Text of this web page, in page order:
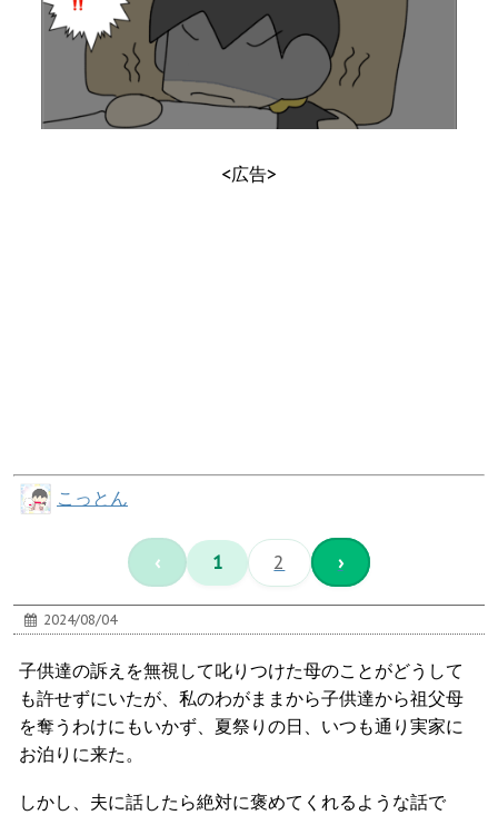
<広告>
こっとん
‹ 1 2 ›
2024/08/04
子供達の訴えを無視して叱りつけた母のことがどうして
も許せずにいたが、私のわがままから子供達から祖父母
を奪うわけにもいかず、夏祭りの日、いつも通り実家に
お泊りに来た。
しかし、夫に話したら絶対に褒めてくれるような話で